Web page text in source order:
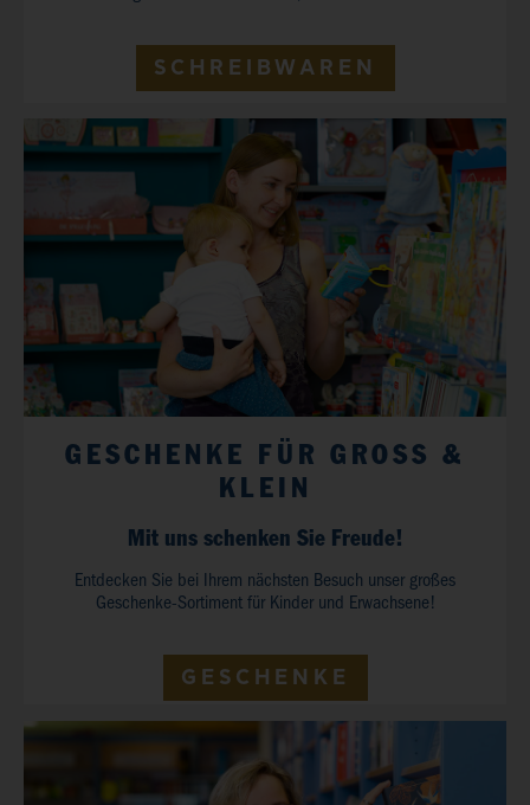
SCHREIBWAREN
GESCHENKE FÜR GROSS &
KLEIN
Mit uns schenken Sie Freude!
Entdecken Sie bei Ihrem nächsten Besuch unser großes
Geschenke-Sortiment für Kinder und Erwachsene!
GESCHENKE